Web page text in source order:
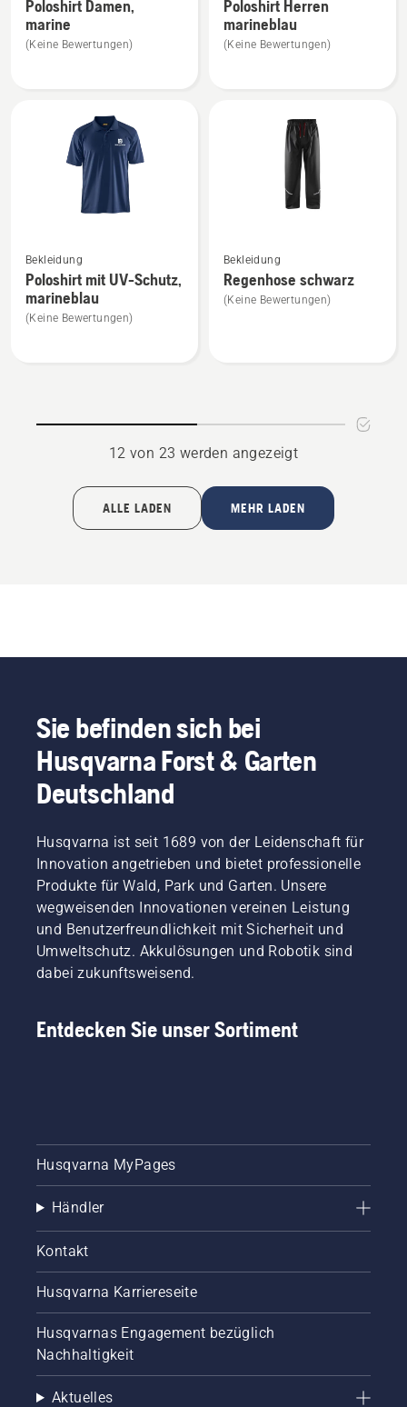
zu
Poloshirt
Damen,
Poloshirt Damen,
marine
(Keine Bewertungen)
zu
Poloshirt
Herren
Poloshirt Herren
marineblau
(Keine Bewertungen)
Details
zu
Poloshirt
mit
Bekleidung
Poloshirt mit UV-Schutz,
marineblau
(Keine Bewertungen)
Details
zu
Regenhose
Bekleidung
Regenhose schwarz
(Keine Bewertungen)
12 von 23 werden angezeigt
ALLE LADEN MEHR LADEN
Sie befinden sich bei
Husqvarna Forst & Garten
Deutschland
Husqvarna ist seit 1689 von der Leidenschaft für
Innovation angetrieben und bietet professionelle
Produkte für Wald, Park und Garten. Unsere
wegweisenden Innovationen vereinen Leistung
und Benutzerfreundlichkeit mit Sicherheit und
Umweltschutz. Akkulösungen und Robotik sind
dabei zukunftsweisend.
Entdecken Sie unser Sortiment
Husqvarna MyPages
Händler
Kontakt
Husqvarna Karriereseite
Husqvarnas Engagement bezüglich
Nachhaltigkeit
Aktuelles